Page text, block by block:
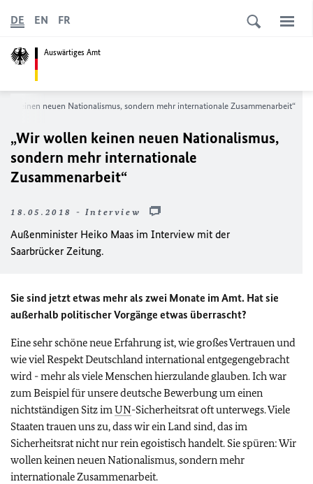
Auswärtiges Amt
DE EN FR
keinen neuen Nationalismus, sondern mehr internationale Zusammenarbeit“
„Wir wollen keinen neuen Nationalismus,
sondern mehr internationale
Zusammenarbeit“
18.05.2018 - Interview
Außenminister Heiko Maas im Interview mit der
Saarbrücker Zeitung.
Sie sind jetzt etwas mehr als zwei Monate im Amt. Hat sie
außerhalb politischer Vorgänge etwas überrascht?
Eine sehr schöne neue Erfahrung ist, wie großes Vertrauen und
wie viel Respekt Deutschland international entgegengebracht
wird - mehr als viele Menschen hierzulande glauben. Ich war
zum Beispiel für unsere deutsche Bewerbung um einen
nichtständigen Sitz imUN-Sicherheitsrat oft unterwegs. Viele
Staaten trauen uns zu, dass wir ein Land sind, das im
Sicherheitsrat nicht nur rein egoistisch handelt. Sie spüren: Wir
wollen keinen neuen Nationalismus, sondern mehr
internationale Zusammenarbeit.